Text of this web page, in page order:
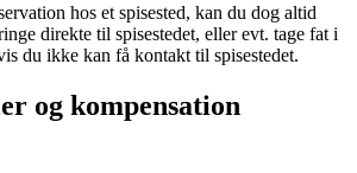
hos et spisested, kan du dog altid
direkte til spisestedet, eller evt. tage fat i
du ikke kan få kontakt til spisestedet.
og kompensation